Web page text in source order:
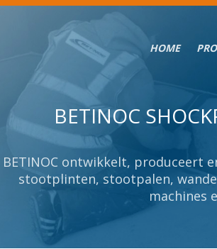
HOME
BETINOC
BETINOC ontwikkelt, produceert
stootplinten, stootpalen,
machines
BETINOC
BETINOC ontwikkelt, produceert
stootplinten, stootpalen,
machines